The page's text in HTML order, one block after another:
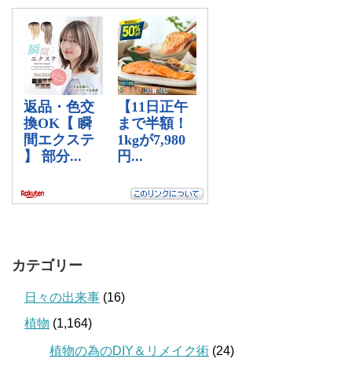
カテゴリー
日々の出来事 (16)
植物 (1,164)
植物の為のDIY＆リメイク術 (24)